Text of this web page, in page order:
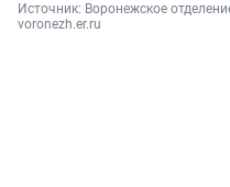
Источник: Воронежское
voronezh.er.ru